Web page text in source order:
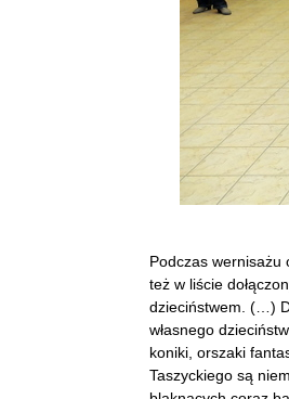
Podczas wernisażu
też w liście
dzieciństwem. (…)
własnego
koniki, orszaki
Taszyckiego są